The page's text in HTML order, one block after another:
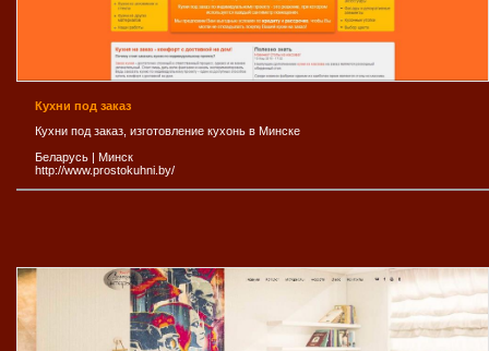
Кухни под заказ
Кухни под заказ, изготовление кухонь в Минске
Беларусь | Минск
http://www.prostokuhni.by/